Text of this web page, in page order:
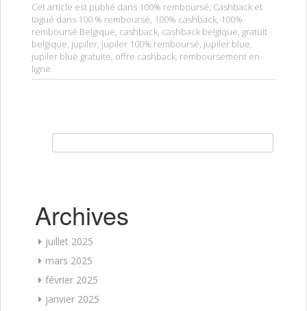
Cet article est publié dans 100% remboursé, Cashback et
tagué dans 100 % remboursé, 100% cashback, 100%
remboursé Belgique, cashback, cashback belgique, gratuit
belgique, jupiler, jupiler 100% remboursé, jupiler blue,
jupiler blue gratuite, offre cashback, remboursement en
ligne.
Archives
juillet 2025
mars 2025
février 2025
janvier 2025